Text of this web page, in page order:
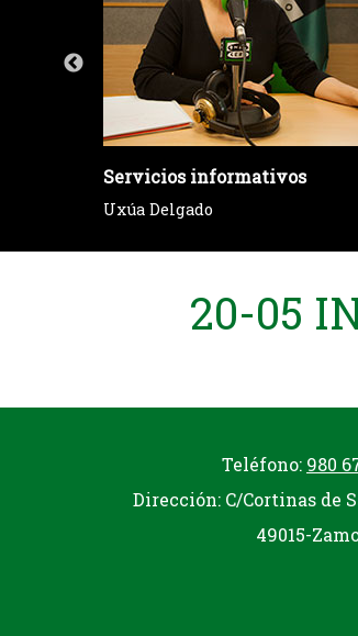
Servicios informativos
Uxúa Delgado
20-05
Teléfono: 980
Dirección: C/Cortinas de
49015-